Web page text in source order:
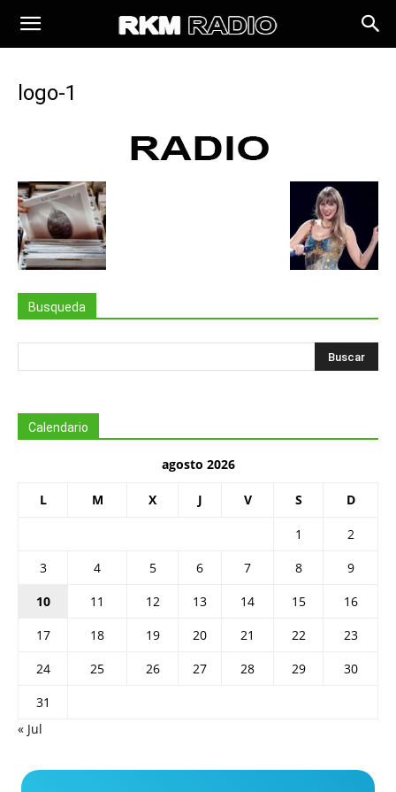
logo-1
Busqueda
Calendario
agosto 2026
L M X J V S D
1
2
3
4 5 6 7 8
9
10
11 12 13 14 15
16
17
18 19 20 21 22
23
24
25 26 27 28 29
30
31
« Jul